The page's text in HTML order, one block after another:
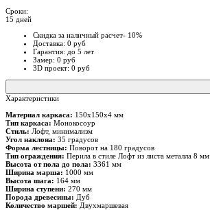
Сроки:
15 дней
Скидка за наличный расчет- 10%
Доставка: 0 руб
Гарантия: до 5 лет
Замер: 0 руб
3D проект: 0 руб
Характеристики
Материал каркаса: 150х150х4 мм
Тип каркаса: Монокосоур
Стиль: Лофт, минимализм
Угол наклона: 35 градусов
Форма лестницы: Поворот на 180 градусов
Тип ограждения: Перила в стиле Лофт из листа металла 8 мм
Высота от пола до пола: 3361 мм
Ширина марша: 1000 мм
Высота шага: 164 мм
Ширина ступени: 270 мм
Порода древесины: Дуб
Количество маршей: Двухмаршевая